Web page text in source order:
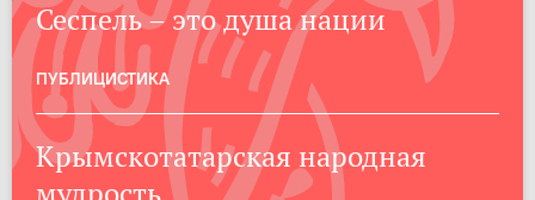
Сеспель – это душа нации
ПУБЛИЦИСТИКА
Крымскотатарская народная